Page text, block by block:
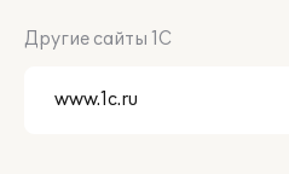
Другие сайты 1С